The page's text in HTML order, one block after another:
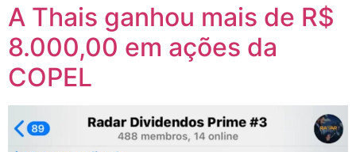
A Thais ganhou mais de R$
8.000,00 em ações da
COPEL